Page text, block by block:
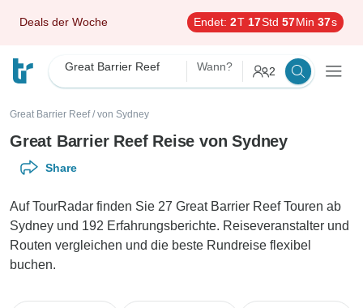
Deals der Woche Endet: 2T 17Std 57Min 36s
Great Barrier Reef Wann? 2
Great Barrier Reef / von Sydney
Great Barrier Reef Reise von Sydney
Share
Auf TourRadar finden Sie 27 Great Barrier Reef Touren ab
Sydney und 192 Erfahrungsberichte. Reiseveranstalter und
Routen vergleichen und die beste Rundreise flexibel
buchen.